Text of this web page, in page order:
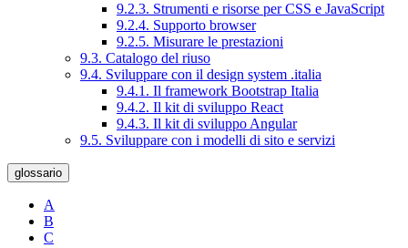
9.2.3. Strumenti e risorse per CSS e JavaScript
9.2.4. Supporto browser
9.2.5. Misurare le prestazioni
9.3. Catalogo del riuso
9.4. Sviluppare con il design system .italia
9.4.1. Il framework Bootstrap Italia
9.4.2. Il kit di sviluppo React
9.4.3. Il kit di sviluppo Angular
9.5. Sviluppare con i modelli di sito e servizi
glossario
A
B
C